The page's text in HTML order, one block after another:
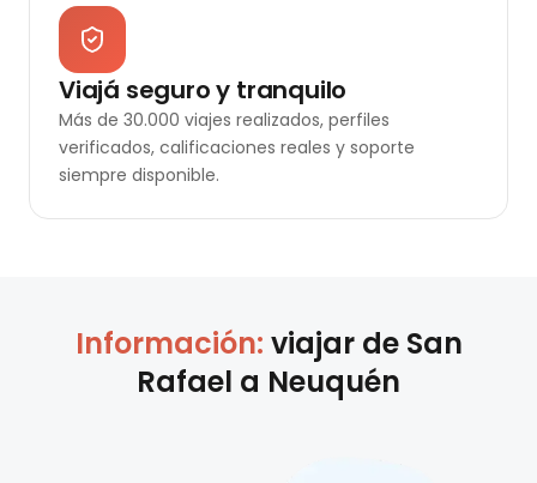
Viajá seguro y tranquilo
Más de 30.000 viajes realizados, perfiles
verificados, calificaciones reales y soporte
siempre disponible.
Información: viajar de San
Rafael a Neuquén